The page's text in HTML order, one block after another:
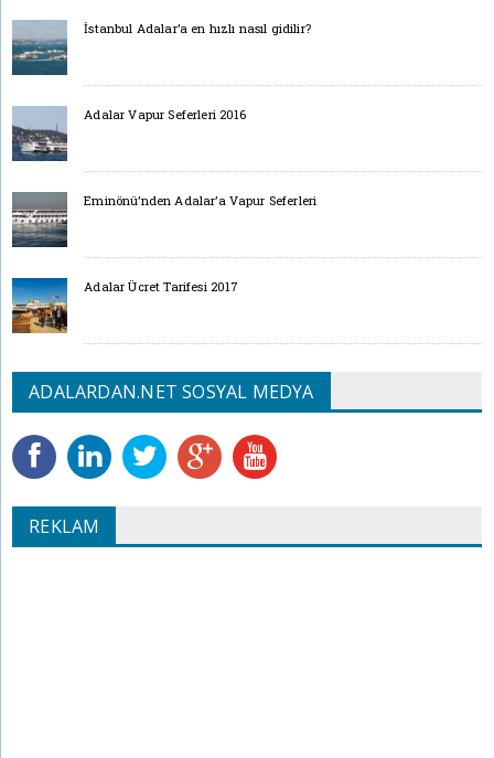
İstanbul Adalar’a en hızlı nasıl gidilir?
Adalar Vapur Seferleri 2016
Eminönü’nden Adalar’a Vapur Seferleri
Adalar Ücret Tarifesi 2017
ADALARDAN.NET SOSYAL MEDYA
REKLAM